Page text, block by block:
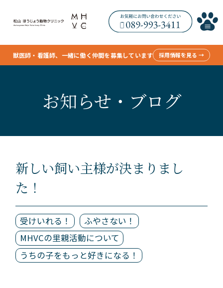
獣医師・看護師、一緒に働く仲間を募集しています 採用情報を見る →
お知らせ・ブログ
新しい飼い主様が決まりまし
た！
受けいれる！
ふやさない！
MHVCの里親活動について
うちの子をもっと好きになる！